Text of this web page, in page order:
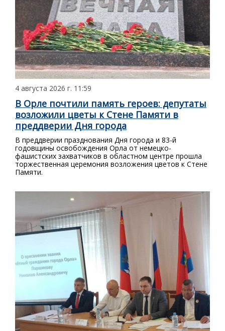
4 августа 2026 г. 11:59
В Орле почтили память героев: депутаты
возложили цветы к Стене Памяти в
преддверии Дня города
В преддверии празднования Дня города и 83-й
годовщины освобождения Орла от немецко-
фашистских захватчиков в областном центре прошла
торжественная церемония возложения цветов к Стене
Памяти.